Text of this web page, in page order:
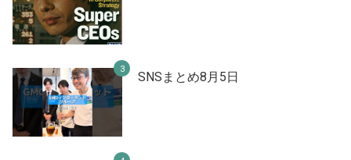
SNSまとめ8月5日